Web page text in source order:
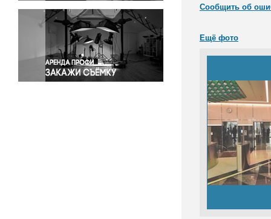
Светская жизнь
Спорт
Экология
Экономика и бизнес
Сообщить об
Ещё фото